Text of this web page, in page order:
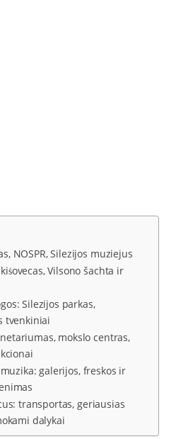
NOSPR, Silezijos muziejus
Vilsono šachta ir
Silezijos parkas,
tvenkiniai
mokslo centras,
galerijos, freskos ir
transportas, geriausias
dalykai